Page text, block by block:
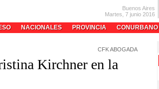
Buenos Aires
Martes, 7 junio 2016
NACIONALES PROVINCIA CONURBANO
CFK ABOGADA
Kirchner en la